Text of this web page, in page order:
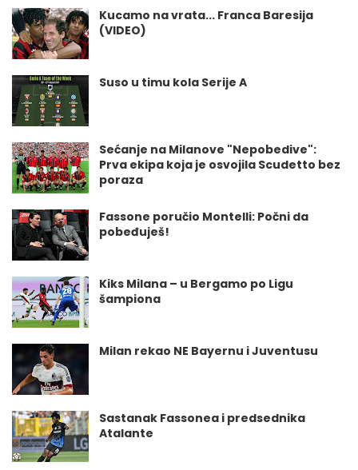
Kucamo na vrata... Franca Baresija
(VIDEO)
Suso u timu kola Serije A
Sećanje na Milanove "Nepobedive":
Prva ekipa koja je osvojila Scudetto bez
poraza
Fassone poručio Montelli: Počni da
pobeđuješ!
Kiks Milana – u Bergamo po Ligu
šampiona
Milan rekao NE Bayernu i Juventusu
Sastanak Fassonea i predsednika
Atalante